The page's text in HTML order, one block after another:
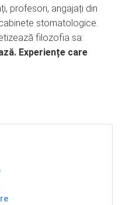
profesori, angajați din
stomatologice.
filozofia sa:
Experiențe care